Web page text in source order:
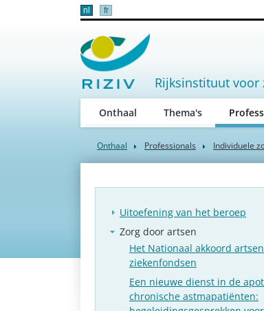
nl fr
Rijksinstituut voor
Onthaal Thema's
Onthaal Professionals Individuele
Uitoefening van het beroep
Zorg door artsen
Het Nationaal akkoord
ziekenfondsen
Een nieuwe dienst in de
chronische astmapatiënten: